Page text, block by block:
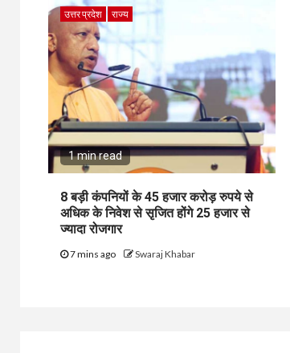
उत्तर प्रदेश राज्य
1 min read
8 बड़ी कंपनियों के 45 हजार करोड़ रुपये से
अधिक के निवेश से सृजित होंगे 25 हजार से
ज्यादा रोजगार
7 mins ago Swaraj Khabar